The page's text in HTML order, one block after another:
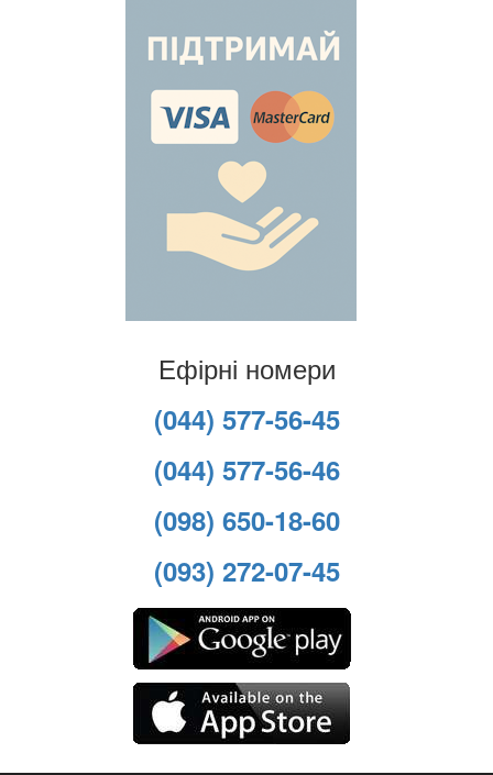
Ефірні номери
(044) 577-56-45
(044) 577-56-46
(098) 650-18-60
(093) 272-07-45